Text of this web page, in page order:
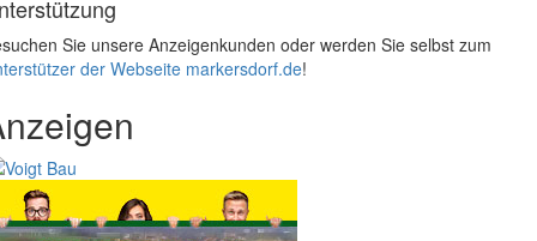
Sie unsere Anzeigenkunden oder werden Sie selbst zum
der Webseite markersdorf.de!